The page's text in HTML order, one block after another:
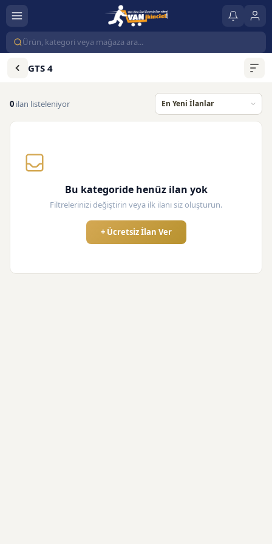
GTS 4
0 ilan listeleniyor
Bu kategoride henüz ilan yok
Filtrelerinizi değiştirin veya ilk ilanı siz oluşturun.
+ Ücretsiz İlan Ver